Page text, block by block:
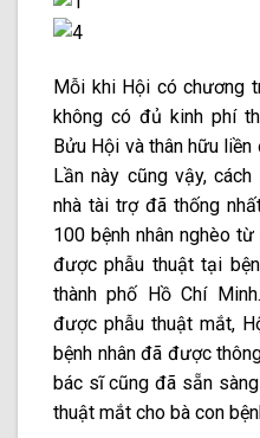
Mỗi khi Hội có chương
không có đủ kinh phí
Bửu Hội và thân hữu
Lần này cũng vậy,
nhà tài trợ đã thống
100 bệnh nhân nghèo
được phẫu thuật tại
thành phố Hồ Chí
được phẫu thuật mắt,
bệnh nhân đã được
bác sĩ cũng đã sẵn
thuật mắt cho bà con